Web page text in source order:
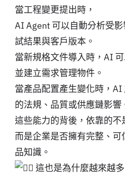
當工程變更提出時，
AI Agent 可以自動分析受
試結果與客戶版本。
當新規格文件導入時，AI
並建立需求管理物件。
當產品配置產生變化時，
的法規、品質或供應鏈影響
這些能力的背後，依靠的不
而是企業是否擁有完整、
品知識。
這也是為什麼越來越